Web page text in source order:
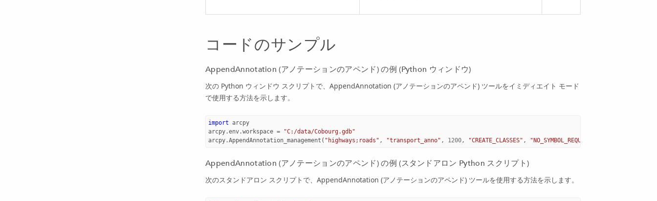
コードのサンプル
AppendAnnotation (アノテーションのアペンド) の例 (Python ウィンドウ)
次の Python ウィンドウ スクリプトで、AppendAnnotation (アノテーションのアペンド) ツールをイミディエイト モード
で使用する方法を示します。
import arcpy
arcpy.env.workspace =
"C:/data/Cobourg.gdb"
arcpy.AppendAnnotation_management ( "highways;roads" , "transport_anno" , 1200, "CREATE_CLASSES" , "NO_SYMBOL_REQUIRED"
AppendAnnotation (アノテーションのアペンド) の例 (スタンドアロン Python スクリプト)
次のスタンドアロン スクリプトで、AppendAnnotation (アノテーションのアペンド) ツールを使用する方法を示します。